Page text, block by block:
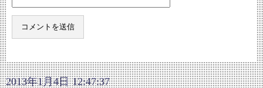
2013年1月4日 12:47:37